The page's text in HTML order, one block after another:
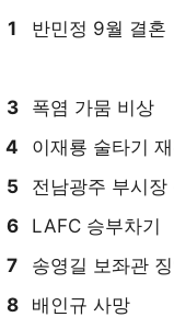
1 반민정 9월 결혼
3 폭염 가뭄 비상
4 이재룡 술타기
5 전남광주 부시장
6 LAFC 승부차기
7 송영길 보좌관
8 배인규 사망